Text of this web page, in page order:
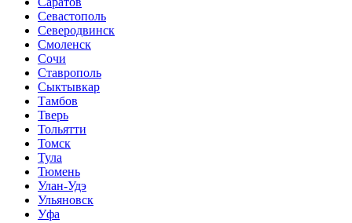
Севастополь
Северодвинск
Смоленск
Сочи
Ставрополь
Сыктывкар
Тамбов
Тверь
Тольятти
Томск
Тула
Тюмень
Улан-Удэ
Ульяновск
Уфа